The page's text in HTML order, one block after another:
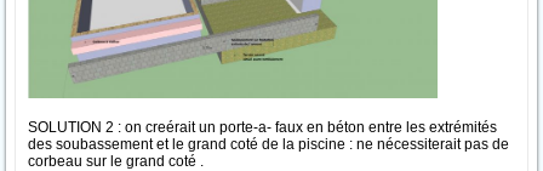
SOLUTION 2 : on creérait un porte-a- faux en béton entre les extrémités
des soubassement et le grand coté de la piscine : ne nécessiterait pas de
corbeau sur le grand coté .